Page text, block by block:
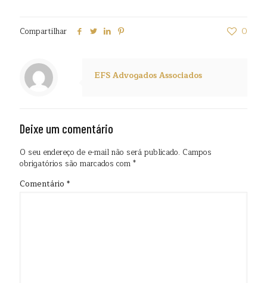
Compartilhar 0
EFS Advogados Associados
Deixe um comentário
O seu endereço de e-mail não será publicado. Campos
obrigatórios são marcados com*
Comentário *